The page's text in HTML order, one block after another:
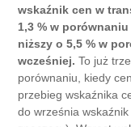
wskaźnik cen w
1,3 % w
niższy o 5,5 % w
wcześniej. To już
porównaniu, kiedy
przebieg wskaźnika
do września wskaźnik